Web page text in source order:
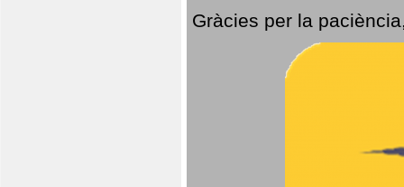
Gràcies per la